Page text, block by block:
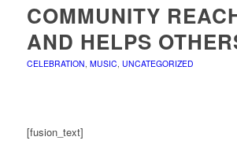
COMMUNITY
AND HELPS
CELEBRATION, MUSIC, UNCATEGORIZED
[fusion_text]